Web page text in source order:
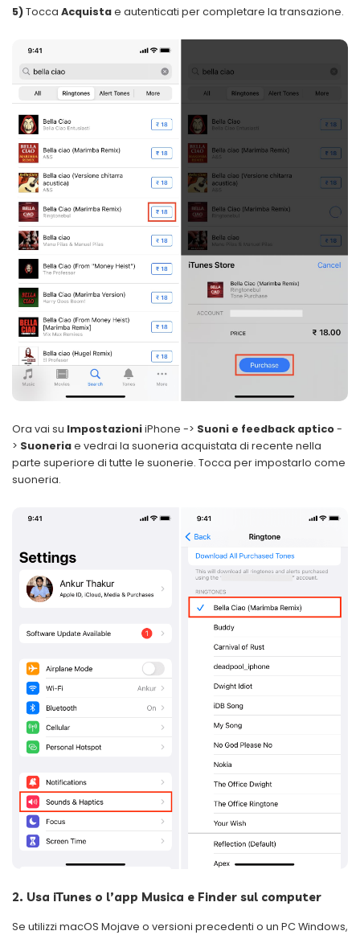
5)Tocca Acquistae autenticati per completare la transazione.
Ora vai su ImpostazioniiPhone -> Suoni e feedback aptico-
> Suoneriae vedrai la suoneria acquistata di recente nella
parte superiore di tutte le suonerie. Tocca per impostarlo come
suoneria.
2. Usa iTunes o l’app Musica e Finder sul computer
Se utilizzi macOS Mojave o versioni precedenti o un PC Windows,